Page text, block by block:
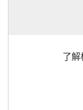
了